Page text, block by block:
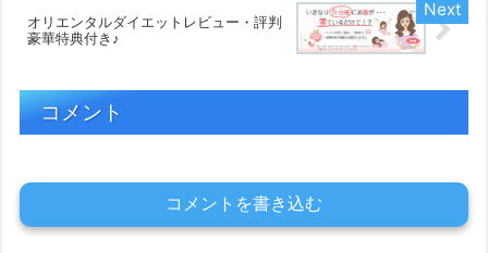
オリエンタルダイエットレビュー・評判
豪華特典付き♪
コメント
コメントを書き込む